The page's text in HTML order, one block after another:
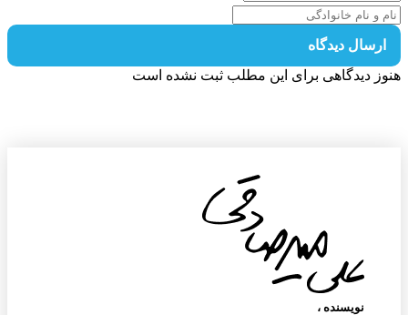
دیدگاه
دیدگاهی برای این مطلب ثبت نشده است
نویسنده‌ ،